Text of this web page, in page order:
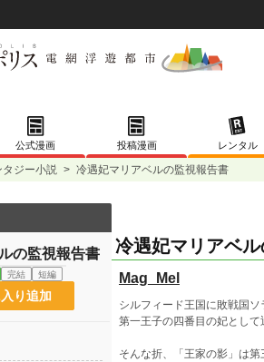
公式漫画 投稿漫画 レンタル
タジー小説 > 冷遇妃マリアベルの監視報告書
冷遇妃マリアベ
Mag_Mel
シルフィード王国に敗戦国
第一王子の四番目の妃として
そんな折、「王家の影」は
の監視報告書
完結 短編
り追加